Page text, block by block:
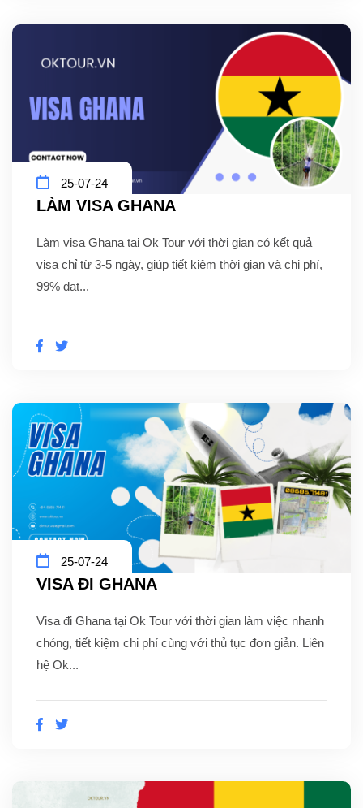
25-07-24
LÀM VISA GHANA
Làm visa Ghana tại Ok Tour với thời gian có kết quả
visa chỉ từ 3-5 ngày, giúp tiết kiệm thời gian và chi phí,
99% đạt...
25-07-24
VISA ĐI GHANA
Visa đi Ghana tại Ok Tour với thời gian làm việc nhanh
chóng, tiết kiệm chi phí cùng với thủ tục đơn giản. Liên
hệ Ok...